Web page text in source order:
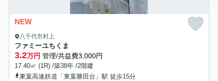
NEW
八千代市村上
ファミーユちくま
3.2万円 管理/共益費3,000円
17.40㎡ (1R) /築38年 /2階建
東葉高速鉄道「東葉勝田台」駅 徒歩15分